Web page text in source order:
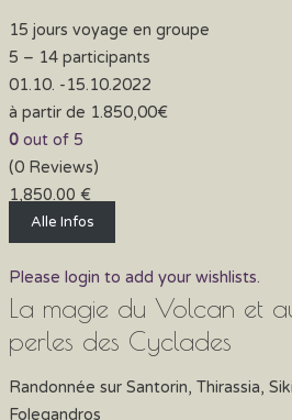
15 jours voyage en groupe
5 – 14 participants
01.10. -15.10.2022
à partir de 1.850,00€
0 out of 5
(0 Reviews)
1,850.00 €
Alle Infos
Please login to add your wishlists.
La magie du Volcan et
perles des Cyclades
Randonnée sur Santorin, Thirassia,
Folegandros